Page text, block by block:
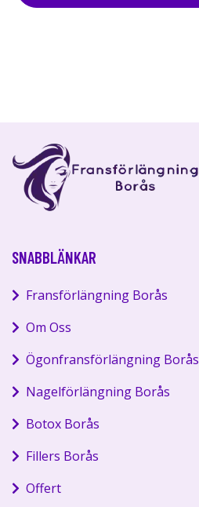
SNABBLÄNKAR
Fransförlängning Borås
Om Oss
Ögonfransförlängning Borås
Nagelförlängning Borås
Botox Borås
Fillers Borås
Offert